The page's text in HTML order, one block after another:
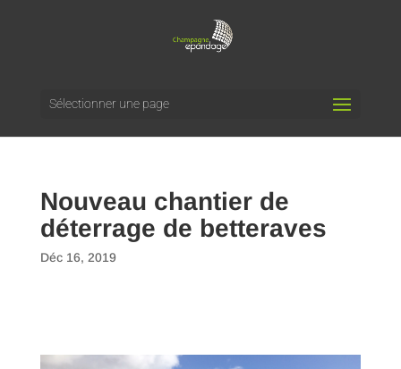
Sélectionner une page
Nouveau chantier de
déterrage de betteraves
Déc 16, 2019